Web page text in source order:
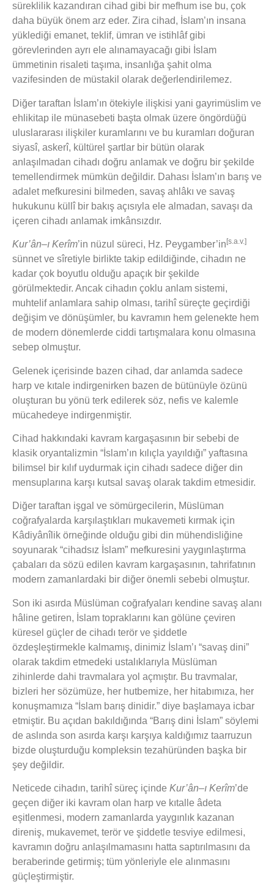
süreklilik kazandıran cihad gibi bir mefhum ise bu, çok
daha büyük önem arz eder. Zira cihad, İslam’ın insana
yüklediği emanet, teklif, ümran ve istihlâf gibi
görevlerinden ayrı ele alınamayacağı gibi İslam
ümmetinin risaleti taşıma, insanlığa şahit olma
vazifesinden de müstakil olarak değerlendirilemez.
Diğer taraftan İslam’ın ötekiyle ilişkisi yani gayrimüslim ve
ehlikitap ile münasebeti başta olmak üzere öngördüğü
uluslararası ilişkiler kuramlarını ve bu kuramları doğuran
siyasî, askerî, kültürel şartlar bir bütün olarak
anlaşılmadan cihadı doğru anlamak ve doğru bir şekilde
temellendirmek mümkün değildir. Dahası İslam’ın barış ve
adalet mefkuresini bilmeden, savaş ahlâkı ve savaş
hukukunu küllî bir bakış açısıyla ele almadan, savaşı da
içeren cihadı anlamak imkânsızdır.
Kur’ân–ı Kerîm’in nüzul süreci, Hz. Peygamber’in [s.a.v.]
sünnet ve sîretiyle birlikte takip edildiğinde, cihadın ne
kadar çok boyutlu olduğu apaçık bir şekilde
görülmektedir. Ancak cihadın çoklu anlam sistemi,
muhtelif anlamlara sahip olması, tarihî süreçte geçirdiği
değişim ve dönüşümler, bu kavramın hem gelenekte hem
de modern dönemlerde ciddi tartışmalara konu olmasına
sebep olmuştur.
Gelenek içerisinde bazen cihad, dar anlamda sadece
harp ve kıtale indirgenirken bazen de bütünüyle özünü
oluşturan bu yönü terk edilerek söz, nefis ve kalemle
mücahedeye indirgenmiştir.
Cihad hakkındaki kavram kargaşasının bir sebebi de
klasik oryantalizmin “İslam’ın kılıçla yayıldığı” yaftasına
bilimsel bir kılıf uydurmak için cihadı sadece diğer din
mensuplarına karşı kutsal savaş olarak takdim etmesidir.
Diğer taraftan işgal ve sömürgecilerin, Müslüman
coğrafyalarda karşılaştıkları mukavemeti kırmak için
Kâdiyânîlik örneğinde olduğu gibi din mühendisliğine
soyunarak “cihadsız İslam” mefkuresini yaygınlaştırma
çabaları da sözü edilen kavram kargaşasının, tahrifatının
modern zamanlardaki bir diğer önemli sebebi olmuştur.
Son iki asırda Müslüman coğrafyaları kendine savaş alanı
hâline getiren, İslam topraklarını kan gölüne çeviren
küresel güçler de cihadı terör ve şiddetle
özdeşleştirmekle kalmamış, dinimiz İslam’ı “savaş dini”
olarak takdim etmedeki ustalıklarıyla Müslüman
zihinlerde dahi travmalara yol açmıştır. Bu travmalar,
bizleri her sözümüze, her hutbemize, her hitabımıza, her
konuşmamıza “İslam barış dinidir.” diye başlamaya icbar
etmiştir. Bu açıdan bakıldığında “Barış dini İslam” söylemi
de aslında son asırda karşı karşıya kaldığımız taarruzun
bizde oluşturduğu kompleksin tezahüründen başka bir
şey değildir.
Neticede cihadın, tarihî süreç içinde Kur’ân–ı Kerîm’de
geçen diğer iki kavram olan harp ve kıtalle âdeta
eşitlenmesi, modern zamanlarda yaygınlık kazanan
direniş, mukavemet, terör ve şiddetle tesviye edilmesi,
kavramın doğru anlaşılmamasını hatta saptırılmasını da
beraberinde getirmiş; tüm yönleriyle ele alınmasını
güçleştirmiştir.